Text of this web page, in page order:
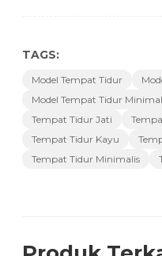
TAGS:
Model Tempat Tidur
Model Tempat Tidur
Tempat Tidur Jati
Tempat Tidur Kayu
Tempat Tidur Minimalis